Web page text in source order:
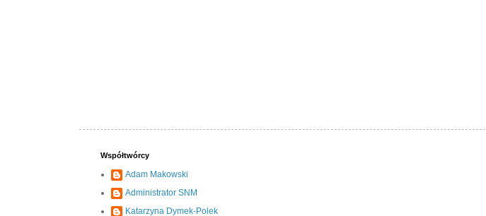
Współtwórcy
Adam Makowski
Administrator SNM
Katarzyna Dymek-Polek